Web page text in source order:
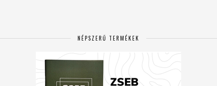
NÉPSZERŰ TERMÉKEK